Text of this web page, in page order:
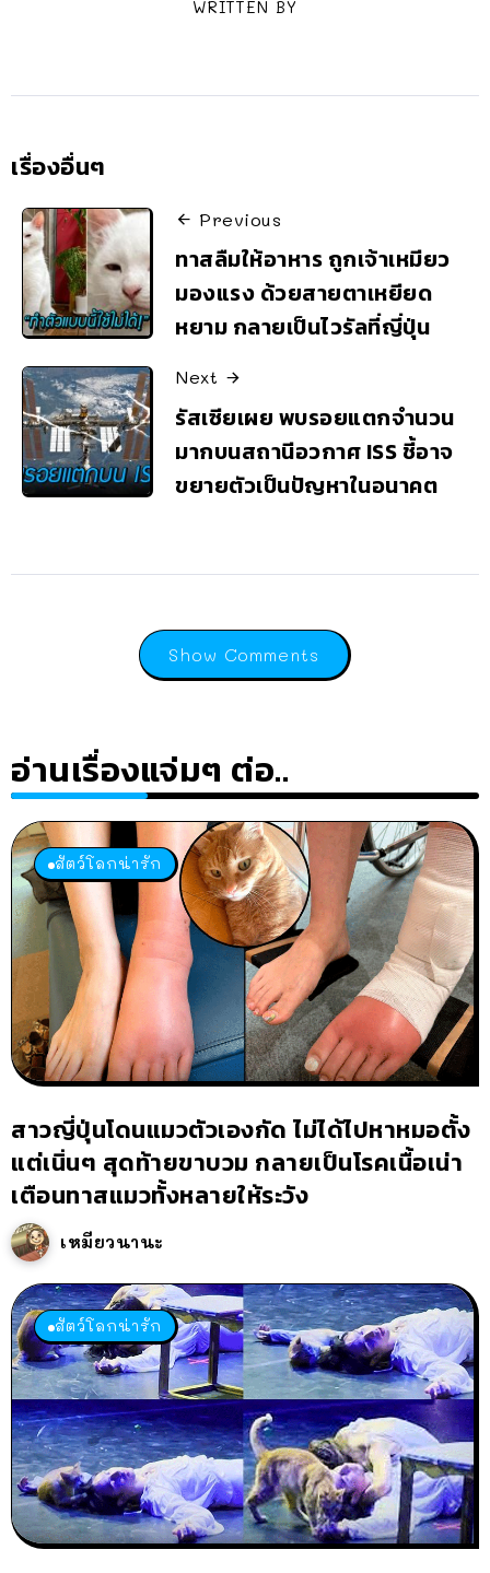
WRITTEN BY
เรื่องอื่นๆ
Previous
ทาสลืมให้อาหาร ถูกเจ้าเหมียว
มองแรง ด้วยสายตาเหยียด
หยาม กลายเป็นไวรัลที่ญี่ปุ่น
Next
รัสเซียเผย พบรอยแตกจำนวน
มากบนสถานีอวกาศ ISS ชี้อาจ
ขยายตัวเป็นปัญหาในอนาคต
Show Comments
อ่านเรื่องแจ่มๆ ต่อ..
สัตว์โลกน่ารัก
สาวญี่ปุ่นโดนแมวตัวเองกัด ไม่ได้ไปหาหมอตั้ง
แต่เนิ่นๆ สุดท้ายขาบวม กลายเป็นโรคเนื้อเน่า
เตือนทาสแมวทั้งหลายให้ระวัง
เหมียวนานะ
สัตว์โลกน่ารัก